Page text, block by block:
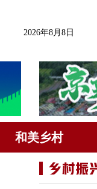
2026年8月8日
和美乡村